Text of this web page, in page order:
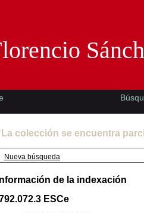
colección se encuentra
Nueva búsqueda
Información de la indexación
ESCe